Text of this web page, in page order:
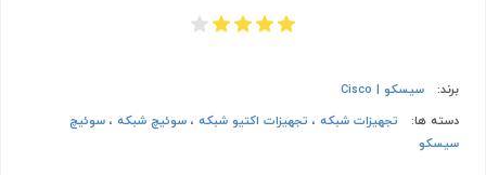
برند:
سیسکو | Cisco
دسته ها:
تجهیزات شبکه، تجهیزات اکتیو شبکه، سوئیچ شبکه، سوئیچ
سیسکو